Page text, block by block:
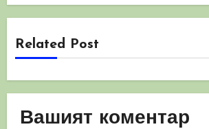
Related Post
Вашият коментар